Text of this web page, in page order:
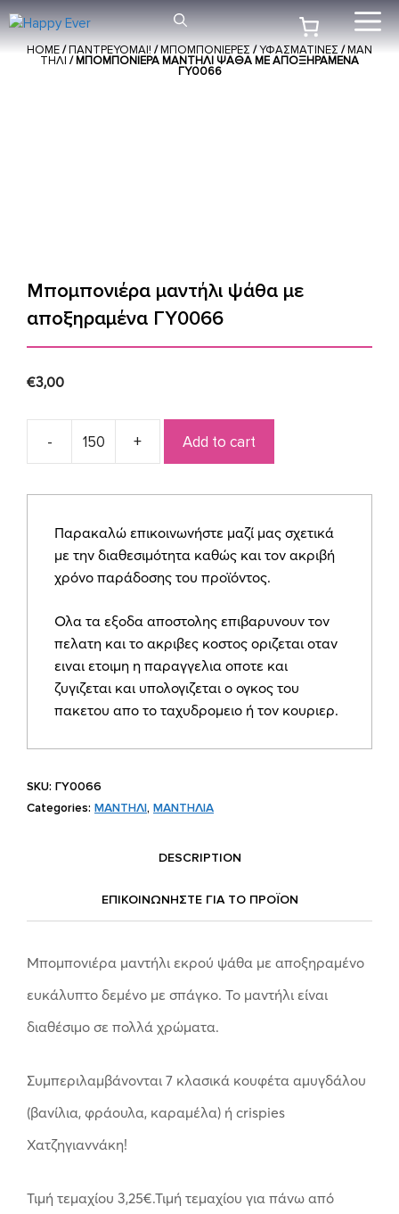
Μετάβαση
σε
περιεχόμενο
HOME/ΠΑΝΤΡΕΥΟΜΑΙ!/ΜΠΟΜΠΟΝΙΕΡΕΣ/ΥΦΑΣΜΑΤΙΝΕΣ/ΜΑΝ
ΤΗΛΙ / ΜΠΟΜΠΟΝΙΈΡΑ ΜΑΝΤΉΛΙ ΨΆΘΑ ΜΕ ΑΠΟΞΗΡΑΜΈΝΑ
ΓΥ0066
Μπομπονιέρα μαντήλι ψάθα με
αποξηραμένα ΓΥ0066
€3,00
Μπομπονιέρα
ψάθα
αποξηραμένα
ΓΥ0066
quantity
Add to cart
Παρακαλώ επικοινωνήστε μαζί μας σχετικά
με την διαθεσιμότητα καθώς και τον ακριβή
χρόνο παράδοσης του προϊόντος.
Ολα τα εξοδα αποστολης επιβαρυνουν τον
πελατη και το ακριβες κοστος οριζεται οταν
ειναι ετοιμη η παραγγελια οποτε και
ζυγιζεται και υπολογιζεται ο ογκος του
πακετου απο το ταχυδρομειο ή τον κουριερ.
SKU: ΓΥ0066
Categories: ΜΑΝΤΗΛΙ, ΜΑΝΤΗΛΙΑ
DESCRIPTION
ΕΠΙΚΟΙΝΩΝΗΣΤΕ ΓΙΑ ΤΟ ΠΡΟΪOΝ
Μπομπονιέρα μαντήλι εκρού ψάθα με αποξηραμένο
ευκάλυπτο δεμένο με σπάγκο. Το μαντήλι είναι
διαθέσιμο σε πολλά χρώματα.
Συμπεριλαμβάνονται 7 κλασικά κουφέτα αμυγδάλου
(βανίλια, φράουλα, καραμέλα) ή crispies
Χατζηγιαννάκη!
Τιμή τεμαχίου 3,25€.Τιμή τεμαχίου για πάνω από